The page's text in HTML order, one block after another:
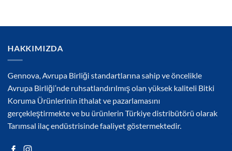
HAKKIMIZDA
Gennova, Avrupa Birliği standartlarına sahip ve öncelikle
Avrupa Birliği’nde ruhsatlandırılmış olan yüksek kaliteli Bitki
Koruma Ürünlerinin ithalat ve pazarlamasını
gerçekleştirmekte ve bu ürünlerin Türkiye distribütörü olarak
Tarımsal ilaç endüstrisinde faaliyet göstermektedir.